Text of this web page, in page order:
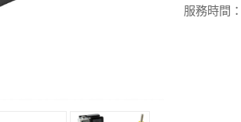
服務時間